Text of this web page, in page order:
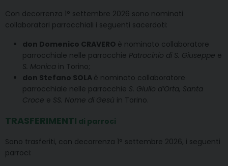
Con decorrenza 1° settembre 2026 sono nominati
collaboratori parrocchiali i seguenti sacerdoti:
don Domenico CRAVERO è nominato collaboratore
parrocchiale nelle parrocchie Patrocinio di S. Giuseppe e
S. Monica in Torino;
don Stefano SOLA è nominato collaboratore
parrocchiale nelle parrocchie S. Giulio d’Orta, Santa
Croce e SS. Nome di Gesù in Torino.
TRASFERIMENTI di parroci
Sono trasferiti, con decorrenza 1° settembre 2026, i seguenti
parroci: